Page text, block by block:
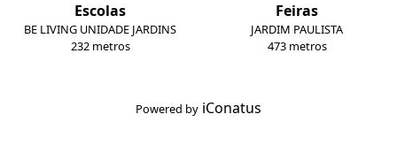
Escolas
BE LIVING UNIDADE JARDINS
232 metros
Feiras
JARDIM PAULISTA
473 metros
Powered by iConatus